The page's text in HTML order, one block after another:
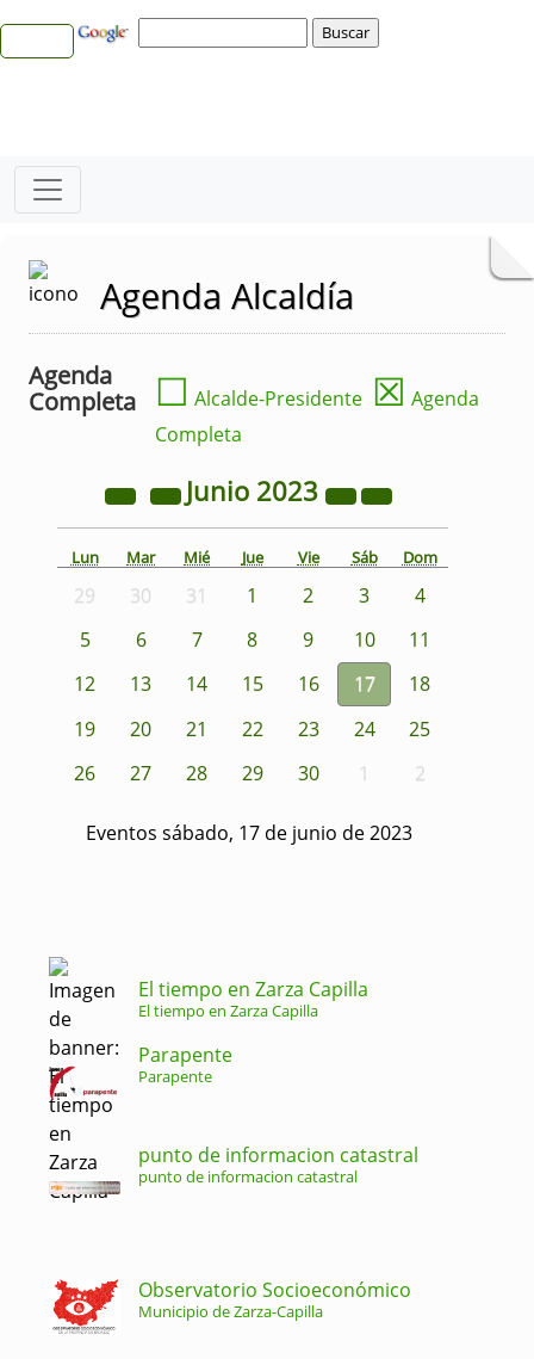
Agenda Alcaldía
Agenda
Completa
☐ Alcalde-Presidente ☒ Agenda
Completa
Junio 2023
Lun Mar Mié Jue Vie Sáb Dom
29 30 31 1 2 3
4
5
6 7 8 9 10
11
12
13 14 15 16 17
18
19
20 21 22 23 24
25
26
27 28 29 30 1 2
Eventos sábado, 17 de junio de 2023
El tiempo en Zarza Capilla
El tiempo en Zarza Capilla
Parapente
Parapente
punto de informacion catastral
punto de informacion catastral
Observatorio Socioeconómico
Municipio de Zarza-Capilla